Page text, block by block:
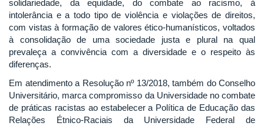
solidariedade, da equidade, do combate ao racismo, à
intolerância e a todo tipo de violência e violações de direitos,
com vistas à formação de valores ético-humanísticos, voltados
à consolidação de uma sociedade justa e plural na qual
prevaleça a convivência com a diversidade e o respeito às
diferenças.
Em atendimento a Resolução nº 13/2018, também do Conselho
Universitário, marca compromisso da Universidade no combate
de práticas racistas ao estabelecer a Política de Educação das
Relações Étnico-Raciais da Universidade Federal de